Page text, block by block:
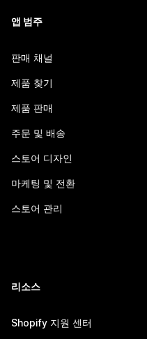
앱 범주
판매 채널
제품 찾기
제품 판매
주문 및 배송
스토어 디자인
마케팅 및 전환
스토어 관리
리소스
Shopify 지원 센터